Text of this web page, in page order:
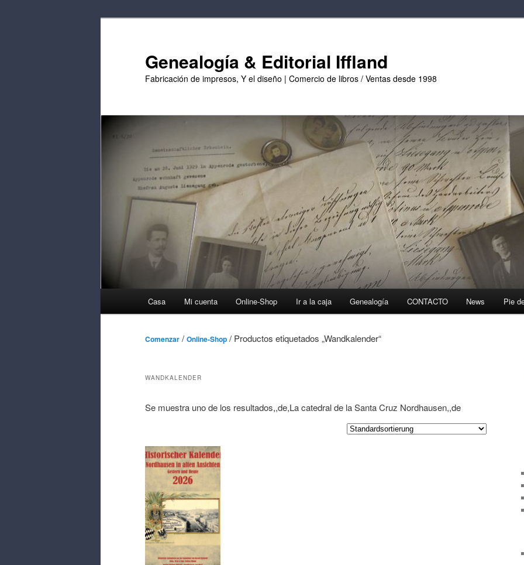
Genealogía & Editorial Iffland
Fabricación de impresos, Y el diseño | Comercio de libros / Ventas desde 1998
Casa Mi cuenta Online-Shop Ir a la caja Genealogía CONTACTO News Pie
Comenzar / Online-Shop / Productos etiquetados „Wandkalender“
WANDKALENDER
Se muestra uno de los resultados,,de,La catedral de la Santa Cruz Nordhausen,,de